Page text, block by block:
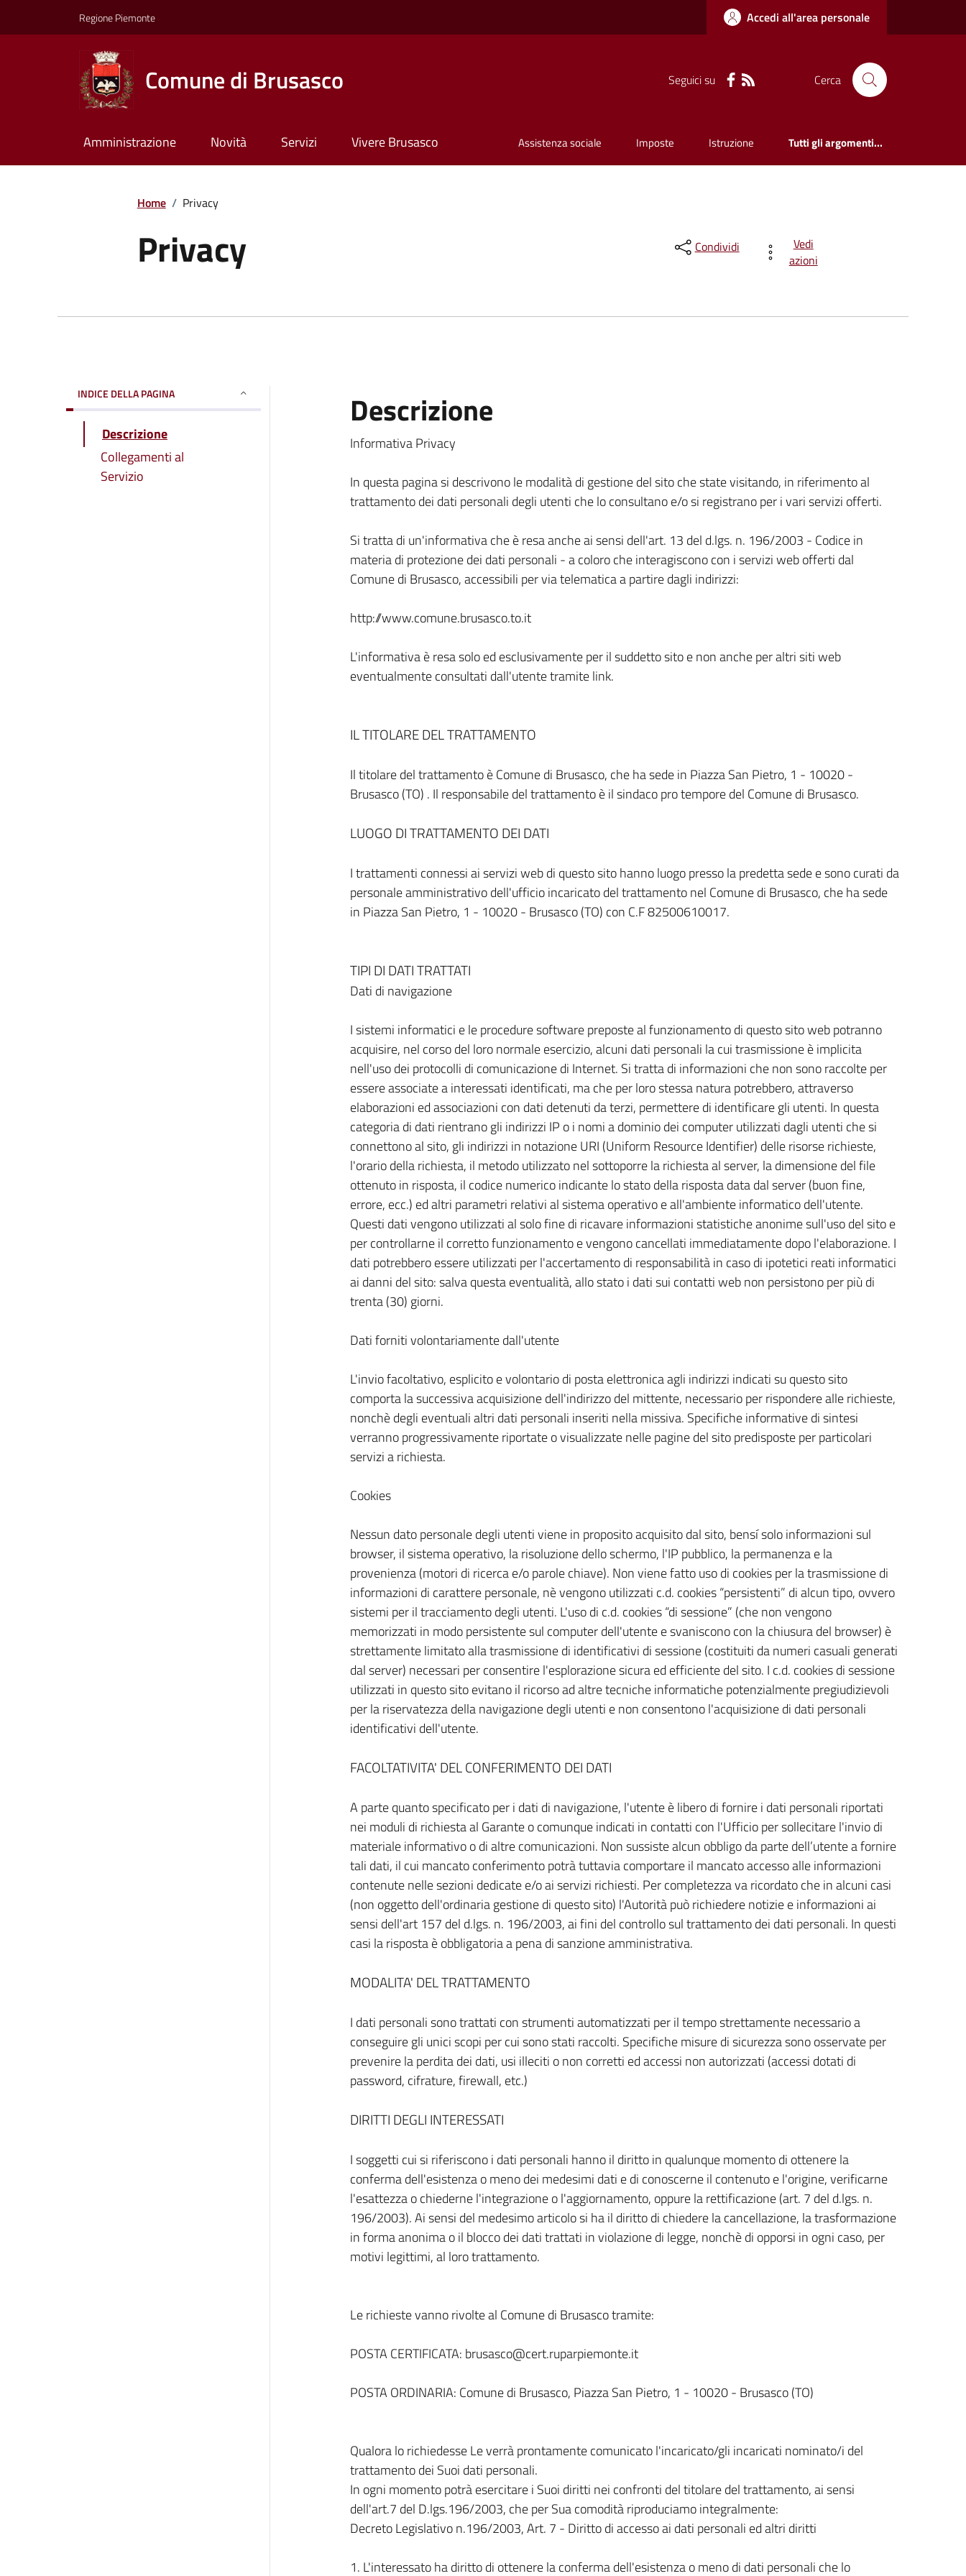
Regione Piemonte Accedi all'area personale
Comune di Brusasco Seguici su Cerca
Amministrazione Novità Servizi Vivere Brusasco Assistenza sociale Imposte Istruzione Tutti gli argomenti...
Home / Privacy
Privacy Condividi
Vedi
azioni
INDICE DELLA PAGINA
Descrizione
Collegamenti al
Servizio
Descrizione
Informativa Privacy
In questa pagina si descrivono le modalità di gestione del sito che state visitando, in riferimento al
trattamento dei dati personali degli utenti che lo consultano e/o si registrano per i vari servizi offerti.
Si tratta di un'informativa che è resa anche ai sensi dell'art. 13 del d.lgs. n. 196/2003 - Codice in
materia di protezione dei dati personali - a coloro che interagiscono con i servizi web offerti dal
Comune di Brusasco, accessibili per via telematica a partire dagli indirizzi:
http://www.comune.brusasco.to.it
L'informativa è resa solo ed esclusivamente per il suddetto sito e non anche per altri siti web
eventualmente consultati dall'utente tramite link.
IL TITOLARE DEL TRATTAMENTO
Il titolare del trattamento è Comune di Brusasco, che ha sede in Piazza San Pietro, 1 - 10020 -
Brusasco (TO) . Il responsabile del trattamento è il sindaco pro tempore del Comune di Brusasco.
LUOGO DI TRATTAMENTO DEI DATI
I trattamenti connessi ai servizi web di questo sito hanno luogo presso la predetta sede e sono curati da
personale amministrativo dell'ufficio incaricato del trattamento nel Comune di Brusasco, che ha sede
in Piazza San Pietro, 1 - 10020 - Brusasco (TO) con C.F 82500610017.
TIPI DI DATI TRATTATI
Dati di navigazione
I sistemi informatici e le procedure software preposte al funzionamento di questo sito web potranno
acquisire, nel corso del loro normale esercizio, alcuni dati personali la cui trasmissione è implicita
nell'uso dei protocolli di comunicazione di Internet. Si tratta di informazioni che non sono raccolte per
essere associate a interessati identificati, ma che per loro stessa natura potrebbero, attraverso
elaborazioni ed associazioni con dati detenuti da terzi, permettere di identificare gli utenti. In questa
categoria di dati rientrano gli indirizzi IP o i nomi a dominio dei computer utilizzati dagli utenti che si
connettono al sito, gli indirizzi in notazione URI (Uniform Resource Identifier) delle risorse richieste,
l'orario della richiesta, il metodo utilizzato nel sottoporre la richiesta al server, la dimensione del file
ottenuto in risposta, il codice numerico indicante lo stato della risposta data dal server (buon fine,
errore, ecc.) ed altri parametri relativi al sistema operativo e all'ambiente informatico dell'utente.
Questi dati vengono utilizzati al solo fine di ricavare informazioni statistiche anonime sull'uso del sito e
per controllarne il corretto funzionamento e vengono cancellati immediatamente dopo l'elaborazione. I
dati potrebbero essere utilizzati per l'accertamento di responsabilità in caso di ipotetici reati informatici
ai danni del sito: salva questa eventualità, allo stato i dati sui contatti web non persistono per più di
trenta (30) giorni.
Dati forniti volontariamente dall'utente
L'invio facoltativo, esplicito e volontario di posta elettronica agli indirizzi indicati su questo sito
comporta la successiva acquisizione dell'indirizzo del mittente, necessario per rispondere alle richieste,
nonchè degli eventuali altri dati personali inseriti nella missiva. Specifiche informative di sintesi
verranno progressivamente riportate o visualizzate nelle pagine del sito predisposte per particolari
servizi a richiesta.
Cookies
Nessun dato personale degli utenti viene in proposito acquisito dal sito, bensí solo informazioni sul
browser, il sistema operativo, la risoluzione dello schermo, l'IP pubblico, la permanenza e la
provenienza (motori di ricerca e/o parole chiave). Non viene fatto uso di cookies per la trasmissione di
informazioni di carattere personale, nè vengono utilizzati c.d. cookies “persistenti” di alcun tipo, ovvero
sistemi per il tracciamento degli utenti. L'uso di c.d. cookies “di sessione” (che non vengono
memorizzati in modo persistente sul computer dell'utente e svaniscono con la chiusura del browser) è
strettamente limitato alla trasmissione di identificativi di sessione (costituiti da numeri casuali generati
dal server) necessari per consentire l'esplorazione sicura ed efficiente del sito. I c.d. cookies di sessione
utilizzati in questo sito evitano il ricorso ad altre tecniche informatiche potenzialmente pregiudizievoli
per la riservatezza della navigazione degli utenti e non consentono l'acquisizione di dati personali
identificativi dell'utente.
FACOLTATIVITA' DEL CONFERIMENTO DEI DATI
A parte quanto specificato per i dati di navigazione, l'utente è libero di fornire i dati personali riportati
nei moduli di richiesta al Garante o comunque indicati in contatti con l'Ufficio per sollecitare l'invio di
materiale informativo o di altre comunicazioni. Non sussiste alcun obbligo da parte dell’utente a fornire
tali dati, il cui mancato conferimento potrà tuttavia comportare il mancato accesso alle informazioni
contenute nelle sezioni dedicate e/o ai servizi richiesti. Per completezza va ricordato che in alcuni casi
(non oggetto dell'ordinaria gestione di questo sito) l'Autorità può richiedere notizie e informazioni ai
sensi dell'art 157 del d.lgs. n. 196/2003, ai fini del controllo sul trattamento dei dati personali. In questi
casi la risposta è obbligatoria a pena di sanzione amministrativa.
MODALITA' DEL TRATTAMENTO
I dati personali sono trattati con strumenti automatizzati per il tempo strettamente necessario a
conseguire gli unici scopi per cui sono stati raccolti. Specifiche misure di sicurezza sono osservate per
prevenire la perdita dei dati, usi illeciti o non corretti ed accessi non autorizzati (accessi dotati di
password, cifrature, firewall, etc.)
DIRITTI DEGLI INTERESSATI
I soggetti cui si riferiscono i dati personali hanno il diritto in qualunque momento di ottenere la
conferma dell'esistenza o meno dei medesimi dati e di conoscerne il contenuto e l'origine, verificarne
l'esattezza o chiederne l'integrazione o l'aggiornamento, oppure la rettificazione (art. 7 del d.lgs. n.
196/2003). Ai sensi del medesimo articolo si ha il diritto di chiedere la cancellazione, la trasformazione
in forma anonima o il blocco dei dati trattati in violazione di legge, nonchè di opporsi in ogni caso, per
motivi legittimi, al loro trattamento.
Le richieste vanno rivolte al Comune di Brusasco tramite:
POSTA CERTIFICATA: brusasco@cert.ruparpiemonte.it
POSTA ORDINARIA: Comune di Brusasco, Piazza San Pietro, 1 - 10020 - Brusasco (TO)
Qualora lo richiedesse Le verrà prontamente comunicato l'incaricato/gli incaricati nominato/i del
trattamento dei Suoi dati personali.
In ogni momento potrà esercitare i Suoi diritti nei confronti del titolare del trattamento, ai sensi
dell'art.7 del D.lgs.196/2003, che per Sua comodità riproduciamo integralmente:
Decreto Legislativo n.196/2003, Art. 7 - Diritto di accesso ai dati personali ed altri diritti
1. L'interessato ha diritto di ottenere la conferma dell'esistenza o meno di dati personali che lo